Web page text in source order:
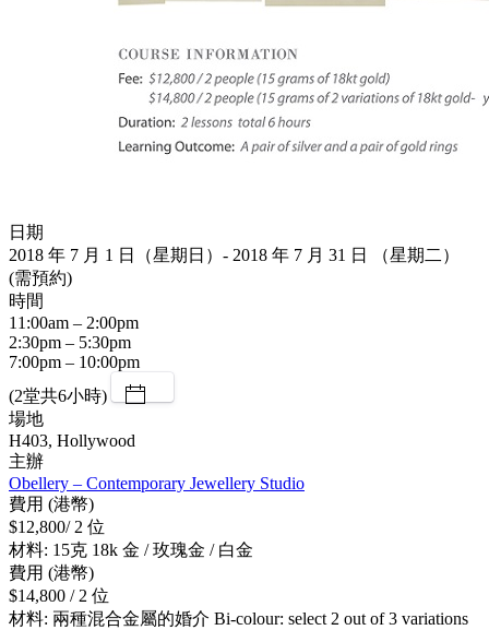
日期
2018 年 7 月 1 日（星期日）- 2018 年 7 月 31 日 （星期二）
(需預約)
時間
11:00am – 2:00pm
2:30pm – 5:30pm
7:00pm – 10:00pm
(2堂共6小時)
場地
H403, Hollywood
主辦
Obellery – Contemporary Jewellery Studio
費用 (港幣)
$12,800/ 2 位
材料: 15克 18k 金 / 玫瑰金 / 白金
費用 (港幣)
$14,800 / 2 位
材料: 兩種混合金屬的婚介 Bi-colour: select 2 out of 3 variations